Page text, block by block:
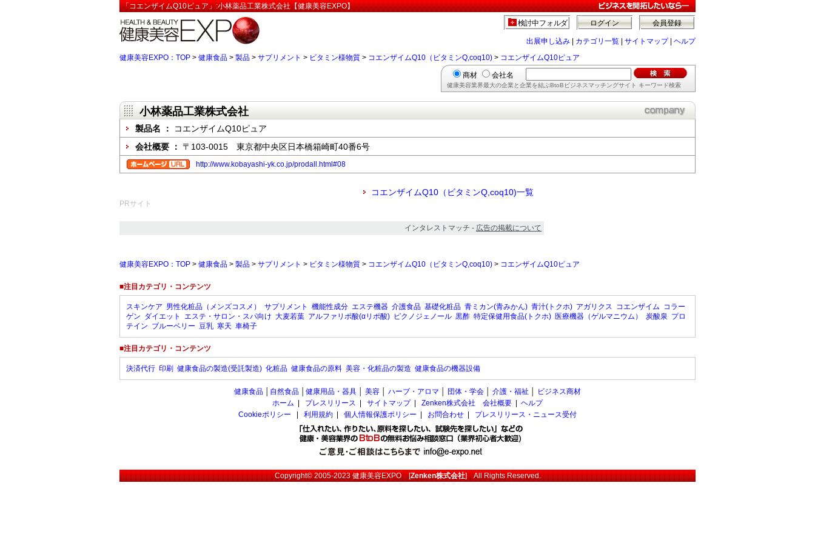
「コエンザイムQ10ピュア」:小林薬品工業株式会社【健康美容EXPO】
会員登録
ログイン
検討中フォルダ
出展申し込み カテゴリ一覧 サイトマップ| ヘルプ
健康美容EXPO：TOP > 健康食品 > 製品 > サプリメント > ビタミン様物質 > コエンザイムQ10（ビタミンQ,coq10) > コエンザイムQ10ピュア
商材 会社名
健康美容業界最大の企業と企業を結ぶBtoBビジネスマッチングサイト キーワード検索
小林薬品工業株式会社
製品名 ：
コエンザイムQ10ピュア
会社概要 ： 〒103-0015 東京都中央区日本橋箱崎町40番6号
http://www.kobayashi-yk.co.jp/prodall.html#08
コエンザイムQ10（ビタミンQ,coq10)一覧
PRサイト
インタレストマッチ - 広告の掲載について
健康美容EXPO：TOP > 健康食品 > 製品 > サプリメント > ビタミン様物質 > コエンザイムQ10（ビタミンQ,coq10) > コエンザイムQ10ピュア
■注目カテゴリ・コンテンツ
スキンケア 男性化粧品（メンズコスメ） サプリメント 機能性成分 エステ機器 介護食品 基礎化粧品 青ミカン(青みかん) 青汁(トクホ) アガリクス コエンザイム コラー
ゲン ダイエット エステ・サロン・スパ向け 大麦若葉 アルファリポ酸(αリポ酸) ピクノジェノール 黒酢 特定保健用食品(トクホ) 医療機器（ゲルマニウム） 炭酸泉 プロ
テイン ブルーベリー 豆乳 寒天 車椅子
■注目カテゴリ・コンテンツ
決済代行 印刷 健康食品の製造(受託製造) 化粧品 健康食品の原料 美容・化粧品の製造 健康食品の機器設備
健康食品 自然食品 健康用品・器具 美容 ハーブ・アロマ 団体・学会 介護・福祉
ビジネス商材
ホーム
プレスリリース サイトマップ| Zenken株式会社 会社概要
ヘルプ
Cookieポリシー
利用規約 個人情報保護ポリシー お問合わせ プレスリリース・ニュース受付
Copyright© 2005-2023健康美容EXPO[Zenken株式会社] All Rights Reserved.